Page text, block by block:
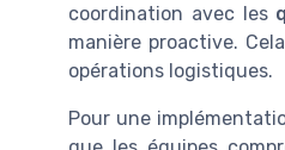
coordination avec les
manière proactive.
opérations logistiques.
Pour une